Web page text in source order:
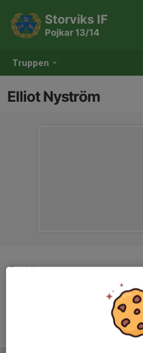
Truppen
Storviks IF
Pojkar 13/14
Elliot Nyström
Position
-
12 år